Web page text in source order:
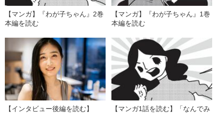
【マンガ】『わが子ちゃん』2巻
本編を読む
【マンガ】『わが子ちゃん』1巻
本編を読む
【インタビュー後編を読む】
【マンガ1話を読む】「なんでみ